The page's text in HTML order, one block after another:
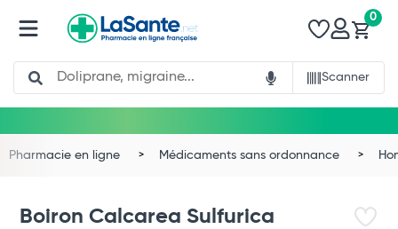
Search
Scanner
0
Pharmacie en ligne Médicaments sans ordonnance
Boiron Calcarea Sulfurica